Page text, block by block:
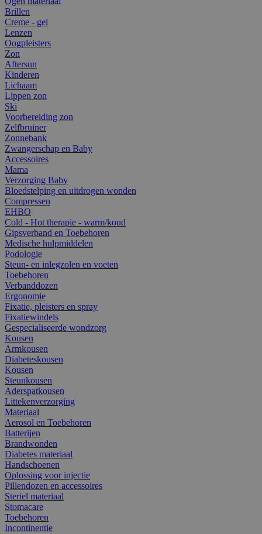
Brillen
Creme - gel
Lenzen
Oogpleisters
Zon
Aftersun
Kinderen
Lichaam
Lippen zon
Ski
Voorbereiding zon
Zelfbruiner
Zonnebank
Zwangerschap en Baby
Accessoires
Mama
Verzorging Baby
Bloedstelping en uitdrogen wonden
Compressen
EHBO
Cold - Hot therapie - warm/koud
Gipsverband en Toebehoren
Medische hulpmiddelen
Podologie
Steun- en inlegzolen en voeten
Toebehoren
Verbanddozen
Ergonomie
Fixatie, pleisters en spray
Fixatiewindels
Gespecialiseerde wondzorg
Kousen
Armkousen
Diabeteskousen
Kousen
Steunkousen
Aderspatkousen
Littekenverzorging
Materiaal
Aerosol en Toebehoren
Batterijen
Brandwonden
Diabetes materiaal
Handschoenen
Oplossing voor injectie
Pillendozen en accessoires
Steriel materiaal
Stomacare
Toebehoren
Incontinentie